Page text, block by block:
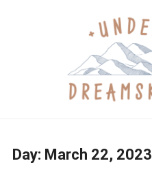
Day: March 22, 2023